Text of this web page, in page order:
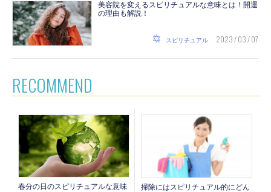
美容院を変えるスピリチュアルな意味とは！開運
の理由も解説！
スピリチュアル 2023 / 03 / 07
RECOMMEND
春分の日のスピリチュアルな意味
掃除にはスピリチュアル的にどん